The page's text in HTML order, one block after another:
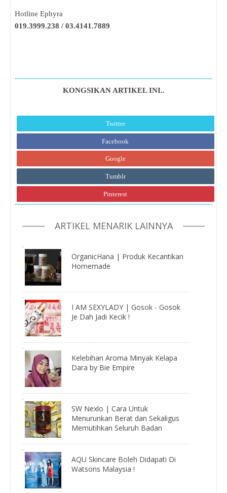
Hotline Ephyra
019.3999.238 / 03.4141.7889
KONGSIKAN ARTIKEL INI..
Twitter
Facebook
Google
Tumblr
Pinterest
ARTIKEL MENARIK LAINNYA
OrganicHana | Produk Kecantikan
Homemade
I AM SEXYLADY | Gosok - Gosok
Je Dah Jadi Kecik !
Kelebihan Aroma Minyak Kelapa
Dara by Bie Empire
SW Nexlo | Cara Untuk
Menurunkan Berat dan Sekaligus
Memutihkan Seluruh Badan
AQU Skincare Boleh Didapati Di
Watsons Malaysia !